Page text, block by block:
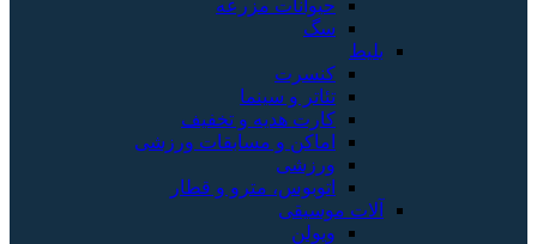
حیوانات مزرعه
سگ
بلیط
کنسرت
تئاتر و سینما
کارت هدیه و تخفیف
اماکن و مسابقات ورزشی
ورزشی
اتوبوس، مترو و قطار
آلات موسیقی
ویولن